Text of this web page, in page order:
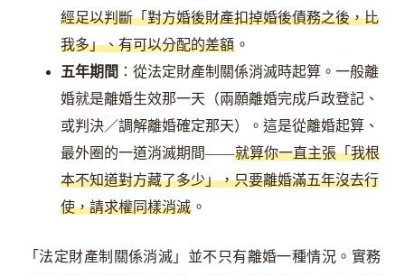
經足以判斷「對方婚後財產扣掉婚後債務之後，比
我多」、有可以分配的差額 。
五年期間 ：從法定財產制關係消滅時起算。一般離
婚就是離婚生效那一天（兩願離婚完成戶政登記、
或判決／調解離婚確定那天）。這是從離婚起算、
最外圈的一道消滅期間——就算你一直主張「我根
本不知道對方藏了多少」，只要離婚滿五年沒去行
使，請求權同樣消滅 。
「法定財產制關係消滅」並不只有離婚一種情況。實務